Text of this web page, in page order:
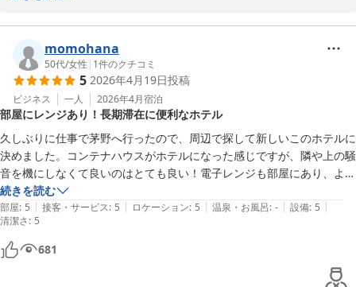
一方で、虫に関してご不快な思いをおかけし申し訳ございませんで
した。
自然の多い立地のため完全な防止が難しい面もございますが、定期
的な防虫対策や清掃時の確認を行い、できる限り快適にお過ごしい
ただけるよう努めております。
いただいたご意見を参考に、防虫対策や設備のご案内方法について
も今後の改善を検討してまいります。
貴重なご意見をありがとうございました。
また機会がございましたら、ぜひご利用いただけますと幸いです。
ｂｌｕｅ ｑｕａｄ ｈｏｔｅｌ 諏訪
2026-05-17
momohana
50代/女性 | 1件のクチコミ
5 2026年4月19日投稿
ビジネス 一人 2026年4月宿泊
部屋にレンジあり！長期滞在に便利なホテル
久しぶりに仕事で茅野へ行ったので、周辺で探して新しいこのホテルに
決めました。コンテナハウスがホテルになった感じですが、隣や上の騒
音を機にしなくて良いのはとても良い！電子レンジも部屋にあり、よく
あるビジネスホテルのフロントへレンジを使いに行く…という手間が無
いし、冷蔵庫も大きくて冷凍食品もかなり入れられるので、長期滞在に
向いていると思う。食事も少し歩けばラーメンもカレーも焼肉も食べら
れる！これは良いですね。次回も空きがあれば、こちらに泊まりたいと
思います。
続きを読む
部屋: 5 | 接客・サービス: 5 | ロケーション: 5 | 温泉・お風呂: - | 設備: 5 |
清潔さ: 5
681